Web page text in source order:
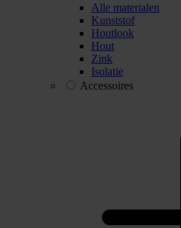
Alle materialen
Kunststof
Houtlook
Hout
Zink
Isolatie
Accessoires